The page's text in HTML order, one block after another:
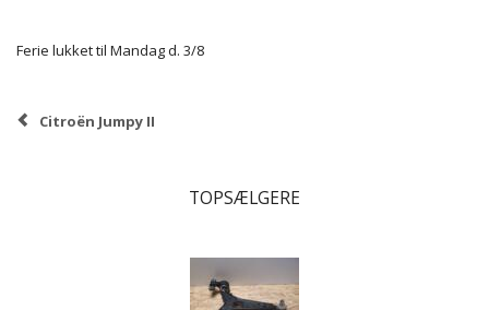
Ferie lukket til Mandag d. 3/8
Citroën Jumpy II
TOPSÆLGERE